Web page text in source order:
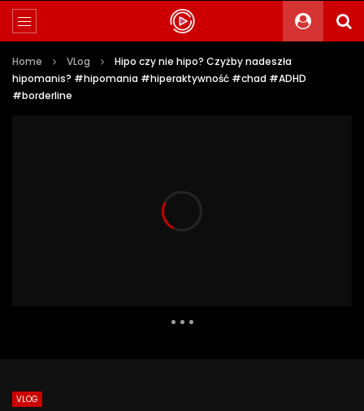
Home VLog
Hipo czy nie hipo? Czyżby nadeszła
hipomanis? #hipomania #hiperaktywność #chad #ADHD
#borderline
VLOG